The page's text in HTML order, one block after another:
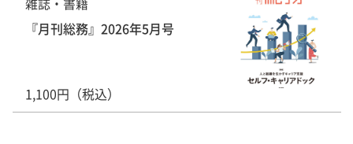
『月刊総務』2026年5月号
1,100円（税込）